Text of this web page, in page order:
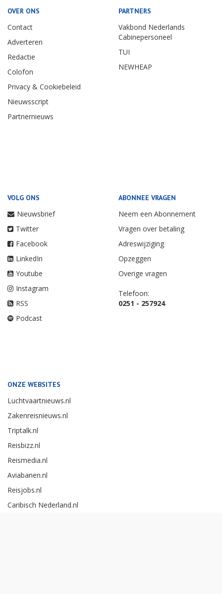
OVER ONS
Contact
Adverteren
Redactie
Colofon
Privacy & Cookiebeleid
Nieuwsscript
Partnernieuws
PARTNERS
Vakbond Nederlands
Cabinepersoneel
TUI
NEWHEAP
VOLG ONS
Nieuwsbrief
Twitter
Facebook
LinkedIn
Youtube
Instagram
RSS
Podcast
ABONNEE VRAGEN
Neem een Abonnement
Vragen over betaling
Adreswijziging
Opzeggen
Overige vragen
Telefoon:
0251 - 257924
ONZE WEBSITES
Luchtvaartnieuws.nl
Zakenreisnieuws.nl
Triptalk.nl
Reisbizz.nl
Reismedia.nl
Aviabanen.nl
Reisjobs.nl
Caribisch Nederland.nl